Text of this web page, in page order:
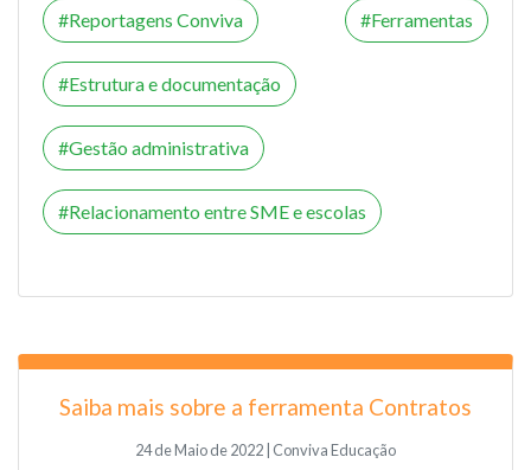
Reportagens Conviva Ferramentas
Estrutura e documentação
Gestão administrativa
Relacionamento entre SME e escolas
Saiba mais sobre a ferramenta Contratos
24 de Maio de 2022 | Conviva Educação